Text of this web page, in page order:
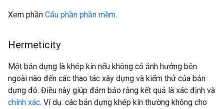
Xem phần Cấu phần phần mềm.
Hermeticity
Một bản dựng là khép kín nếu không có ảnh hưởng bên
ngoài nào đến các thao tác xây dựng và kiểm thử của bản
dựng đó. Điều này giúp đảm bảo rằng kết quả là xác định và
chính xác. Ví dụ: các bản dựng khép kín thường không cho